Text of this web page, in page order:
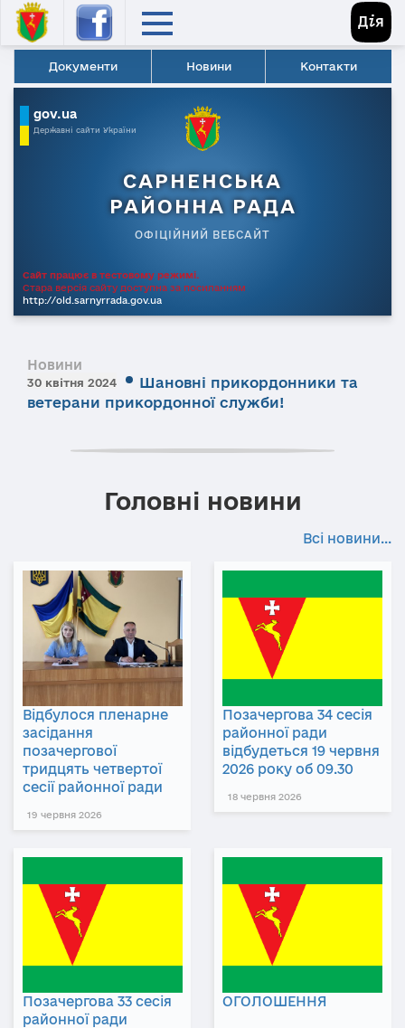
Документи Новини Контакти
gov.ua
Державні сайти України
САРНЕНСЬКА
РАЙОННА РАДА
ОФІЦІЙНИЙ ВЕБСАЙТ
Сайт працює в тестовому режимі.
Стара версія сайту доступна за посиланням
http://old.sarnyrrada.gov.ua
Новини
30 квітня 2024
Шановні прикордонники та
ветерани прикордонної служби!
Головні новини
Всі новини...
Відбулося пленарне
засідання
позачергової
тридцять четвертої
сесії районної ради
19 червня 2026
Позачергова 34 сесія
районної ради
відбудеться 19 червня
2026 року об 09.30
18 червня 2026
Позачергова 33 сесія
районної ради
ОГОЛОШЕННЯ